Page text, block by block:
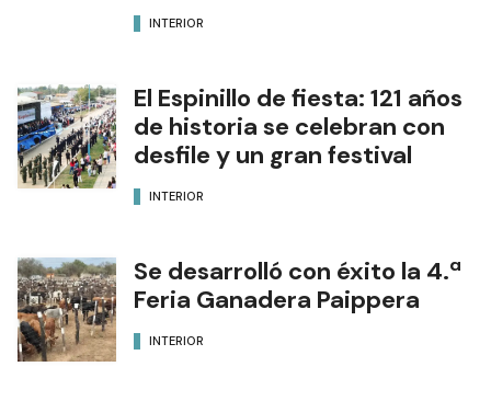
INTERIOR
El Espinillo de fiesta: 121 años
de historia se celebran con
desfile y un gran festival
INTERIOR
Se desarrolló con éxito la 4.ª
Feria Ganadera Paippera
INTERIOR